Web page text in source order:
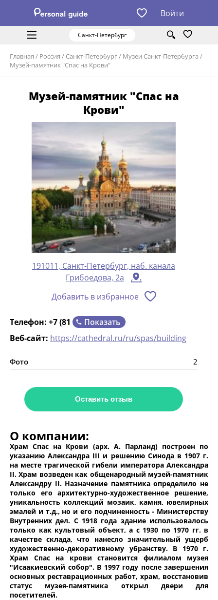
Войти
Санкт-Петербург
Главная / Россия / Санкт-Петербург/ Музеи Санкт-Петербурга /
Музей-памятник "Спас на Крови"
Музей-памятник "Спас на
Крови"
191011, Санкт-Петербург, наб. канала
Грибоедова, 2а
Добавить в избранное
Телефон: +7 (81
Показать
Веб-сайт: https://cathedral.ru/ru/spas/building
Фото 2
Оставить отзыв
О компании:
Храм Спас на Крови (арх. А. Парланд) построен по
указанию Александра III и решению Синода в 1907 г.
на месте трагической гибели императора Александра
II. Храм возведен как общенародный музей-памятник
Александру II. Назначение памятника определило не
только его архитектурно-художественное решение,
уникальность коллекций мозаик, камня, ювелирных
эмалей и т.д., но и его подчиненность - Министерству
Внутренних дел. С 1918 года здание использовалось
только как культовый объект, а с 1930 по 1970 гг. в
качестве склада, что нанесло значительный ущерб
художественно-декоративному убранству. В 1970 г.
Храм Спас на крови становится филиалом музея
"Исаакиевский собор". В 1997 году после завершения
основных реставрационных работ, храм, восстановив
статус музея-памятника открыл двери для
посетителей.